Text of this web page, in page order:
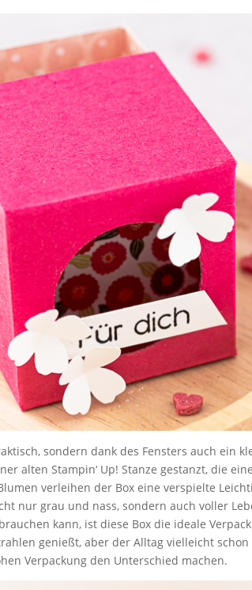
sondern dank des Fensters auch ein
alten Stampin‘ Up! Stanze gestanzt, die
verleihen der Box eine verspielte
nur grau und nass, sondern auch voller
kann, ist diese Box die ideale
genießt, aber der Alltag vielleicht
Verpackung den Unterschied machen.